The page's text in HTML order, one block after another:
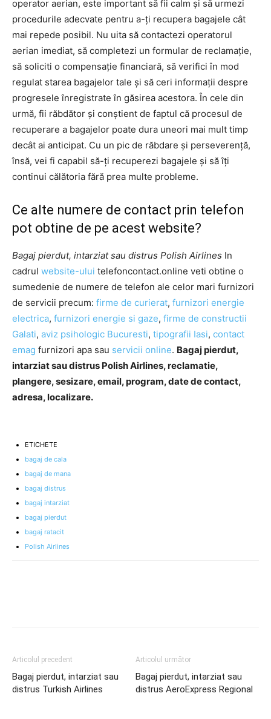
operator aerian, este important să fii calm și să urmezi
procedurile adecvate pentru a-ți recupera bagajele cât
mai repede posibil. Nu uita să contactezi operatorul
aerian imediat, să completezi un formular de reclamație,
să soliciti o compensație financiară, să verifici în mod
regulat starea bagajelor tale și să ceri informații despre
progresele înregistrate în găsirea acestora. În cele din
urmă, fii răbdător și conștient de faptul că procesul de
recuperare a bagajelor poate dura uneori mai mult timp
decât ai anticipat. Cu un pic de răbdare și perseverență,
însă, vei fi capabil să-ți recuperezi bagajele și să îți
continui călătoria fără prea multe probleme.
Ce alte numere de contact prin telefon
pot obtine de pe acest website?
Bagaj pierdut, intarziat sau distrus Polish Airlines In
cadrul website-ului telefoncontact.online veti obtine o
sumedenie de numere de telefon ale celor mari furnizori
de servicii precum: firme de curierat, furnizori energie
electrica, furnizori energie si gaze, firme de constructii
Galati, aviz psihologic Bucuresti, tipografii Iasi, contact
emag furnizori apa sau servicii online. Bagaj pierdut,
intarziat sau distrus Polish Airlines, reclamatie,
plangere, sesizare, email, program, date de contact,
adresa, localizare.
ETICHETE
bagaj de cala
bagaj de mana
bagaj distrus
bagaj intarziat
bagaj pierdut
bagaj ratacit
Polish Airlines
Articolul precedent
Bagaj pierdut, intarziat sau
distrus Turkish Airlines
Articolul următor
Bagaj pierdut, intarziat sau
distrus AeroExpress Regional